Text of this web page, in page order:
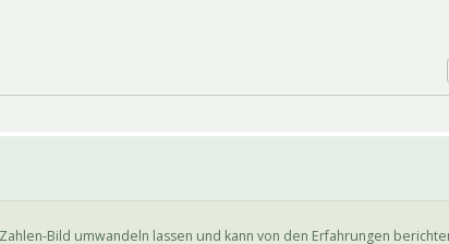
Bild umwandeln lassen und kann von den Erfahrungen